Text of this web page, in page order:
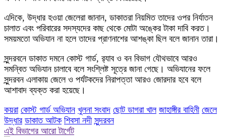
এদিকে, উদ্ধার হওয়া জেলেরা জানান, ডাকাতরা নিয়মিত তাদের ওপর নির্যাতন
চালাত এবং পরিবারের সদস্যদের কাছ থেকে মোটা অঙ্কের টাকা দাবি করত।
সময়মতো অভিযান না হলে তাদের প্রাণনাশের আশঙ্কা ছিল বলে জানান তারা।
সুন্দরবনে ডাকাত দমনে কোস্ট গার্ড, র‌্যাব ও বন বিভাগ যৌথভাবে আরও
সমন্বিত অভিযান চালাবে বলে সংশ্লিষ্ট সূত্রে জানা গেছে। অভিযানের ফলে
সুন্দরবন এলাকায় জেলে ও পর্যটকদের নিরাপত্তা আরও জোরদার হবে বলে
আশাবাদ ব্যক্ত করা হয়েছে।
কয়রা কোস্ট গার্ড অভিযান খুলনা সংবাদ ছোট ডাগরা খাল জাহাঙ্গীর বাহিনী জেলে
উদ্ধার ডাকাত আটক শিবসা নদী সুন্দরবন
এই বিভাগের আরো টার্গেট